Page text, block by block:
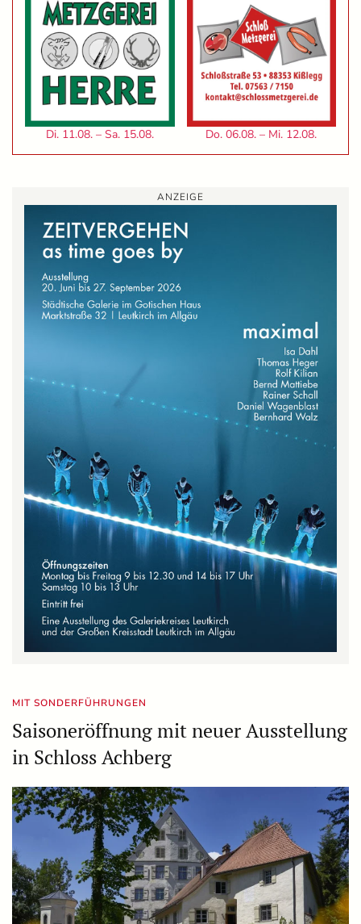
Di. 11.08. – Sa. 15.08. Do. 06.08. – Mi. 12.08.
ANZEIGE
MIT SONDERFÜHRUNGEN
Saisoneröffnung mit neuer Ausstellung
in Schloss Achberg